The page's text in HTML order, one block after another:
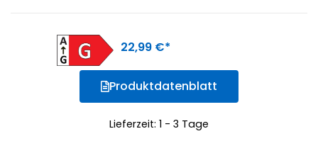
22,99 €
Produktdatenblatt
Lieferzeit: 1 - 3 Tage